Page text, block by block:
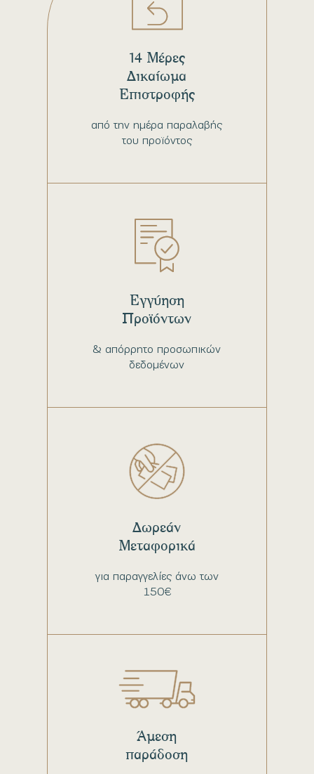
από την ημέρα παραλαβής
του προϊόντος
14 Μέρες
Δικαίωμα
Επιστροφής
& απόρρητο προσωπικών
δεδομένων
Εγγύηση
Προϊόντων
για παραγγελίες άνω των
150€
Δωρεάν
Μεταφορικά
Άμεση
παράδοση